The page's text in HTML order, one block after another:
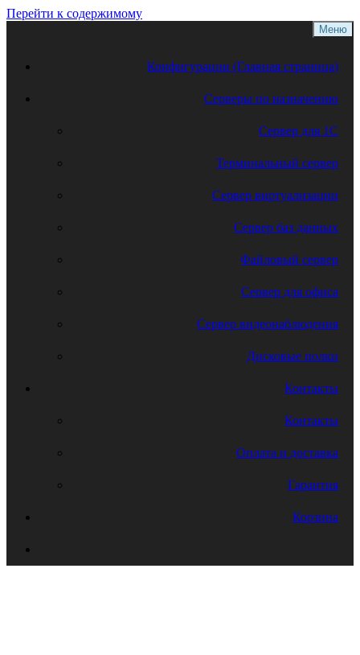
Перейти к содержимому
Меню
Конфигурации (Главная страница)
Серверы по назначению
Сервер для 1С
Терминальный сервер
Сервер виртуализации
Сервер баз данных
Файловый сервер
Сервер для офиса
Сервер видеонаблюдения
Дисковые полки
Контакты
Контакты
Оплата и доставка
Гарантия
Корзина